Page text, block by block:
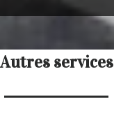
Autres services